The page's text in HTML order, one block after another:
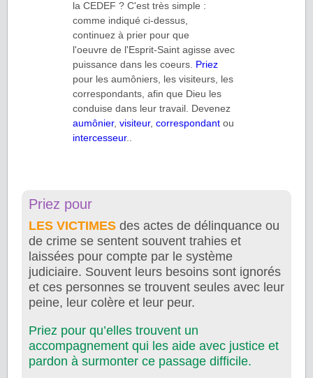
la CEDEF ? C'est très simple :
comme indiqué ci-dessus,
continuez à prier pour que
l'oeuvre de l'Esprit-Saint agisse avec
puissance dans les coeurs. Priez
pour les aumôniers, les visiteurs, les
correspondants, afin que Dieu les
conduise dans leur travail. Devenez
aumônier, visiteur, correspondant ou
intercesseur..
Priez pour
LES VICTIMES des actes de délinquance ou
de crime se sentent souvent trahies et
laissées pour compte par le système
judiciaire. Souvent leurs besoins sont ignorés
et ces personnes se trouvent seules avec leur
peine, leur colère et leur peur.
Priez pour qu’elles trouvent un
accompagnement qui les aide avec justice et
pardon à surmonter ce passage difficile.